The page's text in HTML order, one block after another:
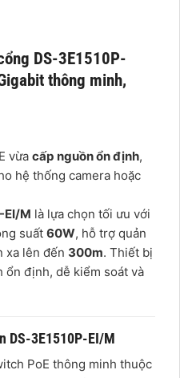
DS-3E1510P-
thông minh,
vừa cấp nguồn ổn định,
hệ thống camera hoặc
EI/M là lựa chọn tối ưu với
suất 60W, hỗ trợ quản
xa lên đến 300m. Thiết bị
ổn định, dễ kiểm soát và
DS-3E1510P-EI/M
PoE thông minh thuộc